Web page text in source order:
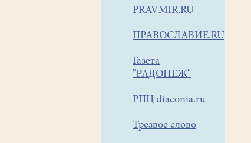
PRAVMIR.RU
ПРАВОСЛАВИЕ.RU
Газета
"РАДОНЕЖ"
РПЦ diaconia.ru
Трезвое слово